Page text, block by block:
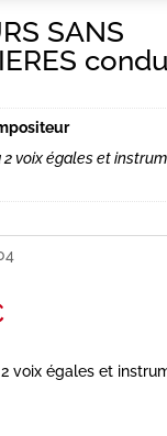
SANS
2 voix égales et
voix égales et